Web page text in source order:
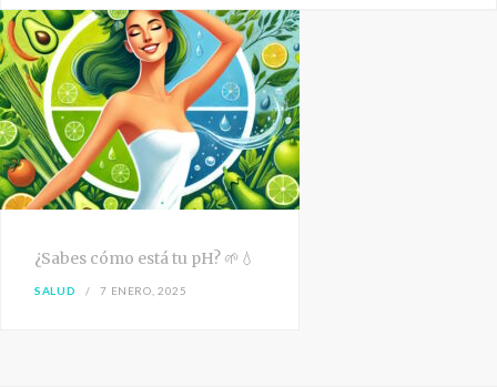
¿Sabes cómo está tu pH? 🌱💧
SALUD 7 ENERO, 2025